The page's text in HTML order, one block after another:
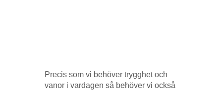
Precis som vi behöver trygghet och
vanor i vardagen så behöver vi också